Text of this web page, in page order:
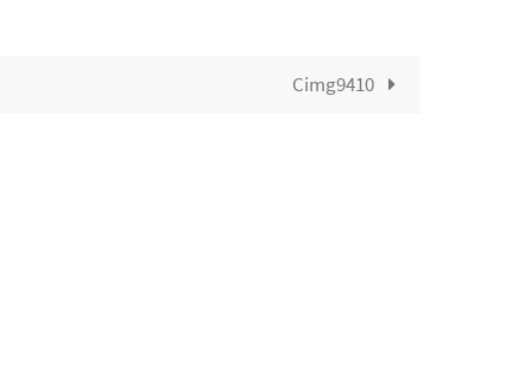
Cimg9410